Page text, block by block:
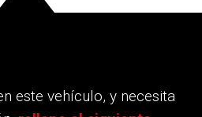
este vehículo, y necesita